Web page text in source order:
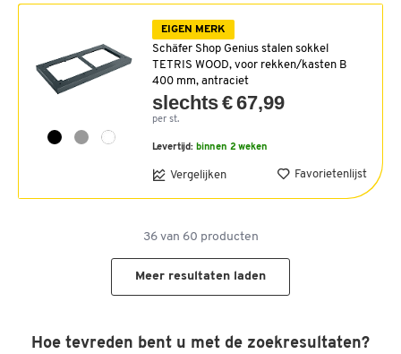
EIGEN MERK
Schäfer Shop Genius stalen sokkel
TETRIS WOOD, voor rekken/kasten B
400 mm, antraciet
slechts € 67,99
per st.
Levertijd: binnen 2 weken
Vergelijken Favorietenlijst
36van 60 producten
Meer resultaten laden
Hoe tevreden bent u met de zoekresultaten?